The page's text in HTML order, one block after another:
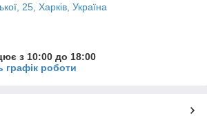
25, Харків, Україна
з 10:00 до 18:00
графік роботи